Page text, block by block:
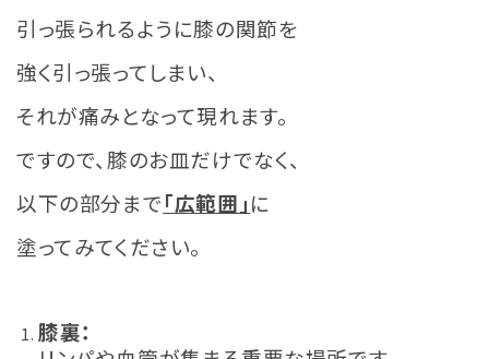
引っ張られるように膝の関節を
強く引っ張ってしまい、
それが痛みとなって現れます。
ですので、膝のお皿だけでなく、
以下の部分まで「広範囲」に
塗ってみてください。
膝裏：